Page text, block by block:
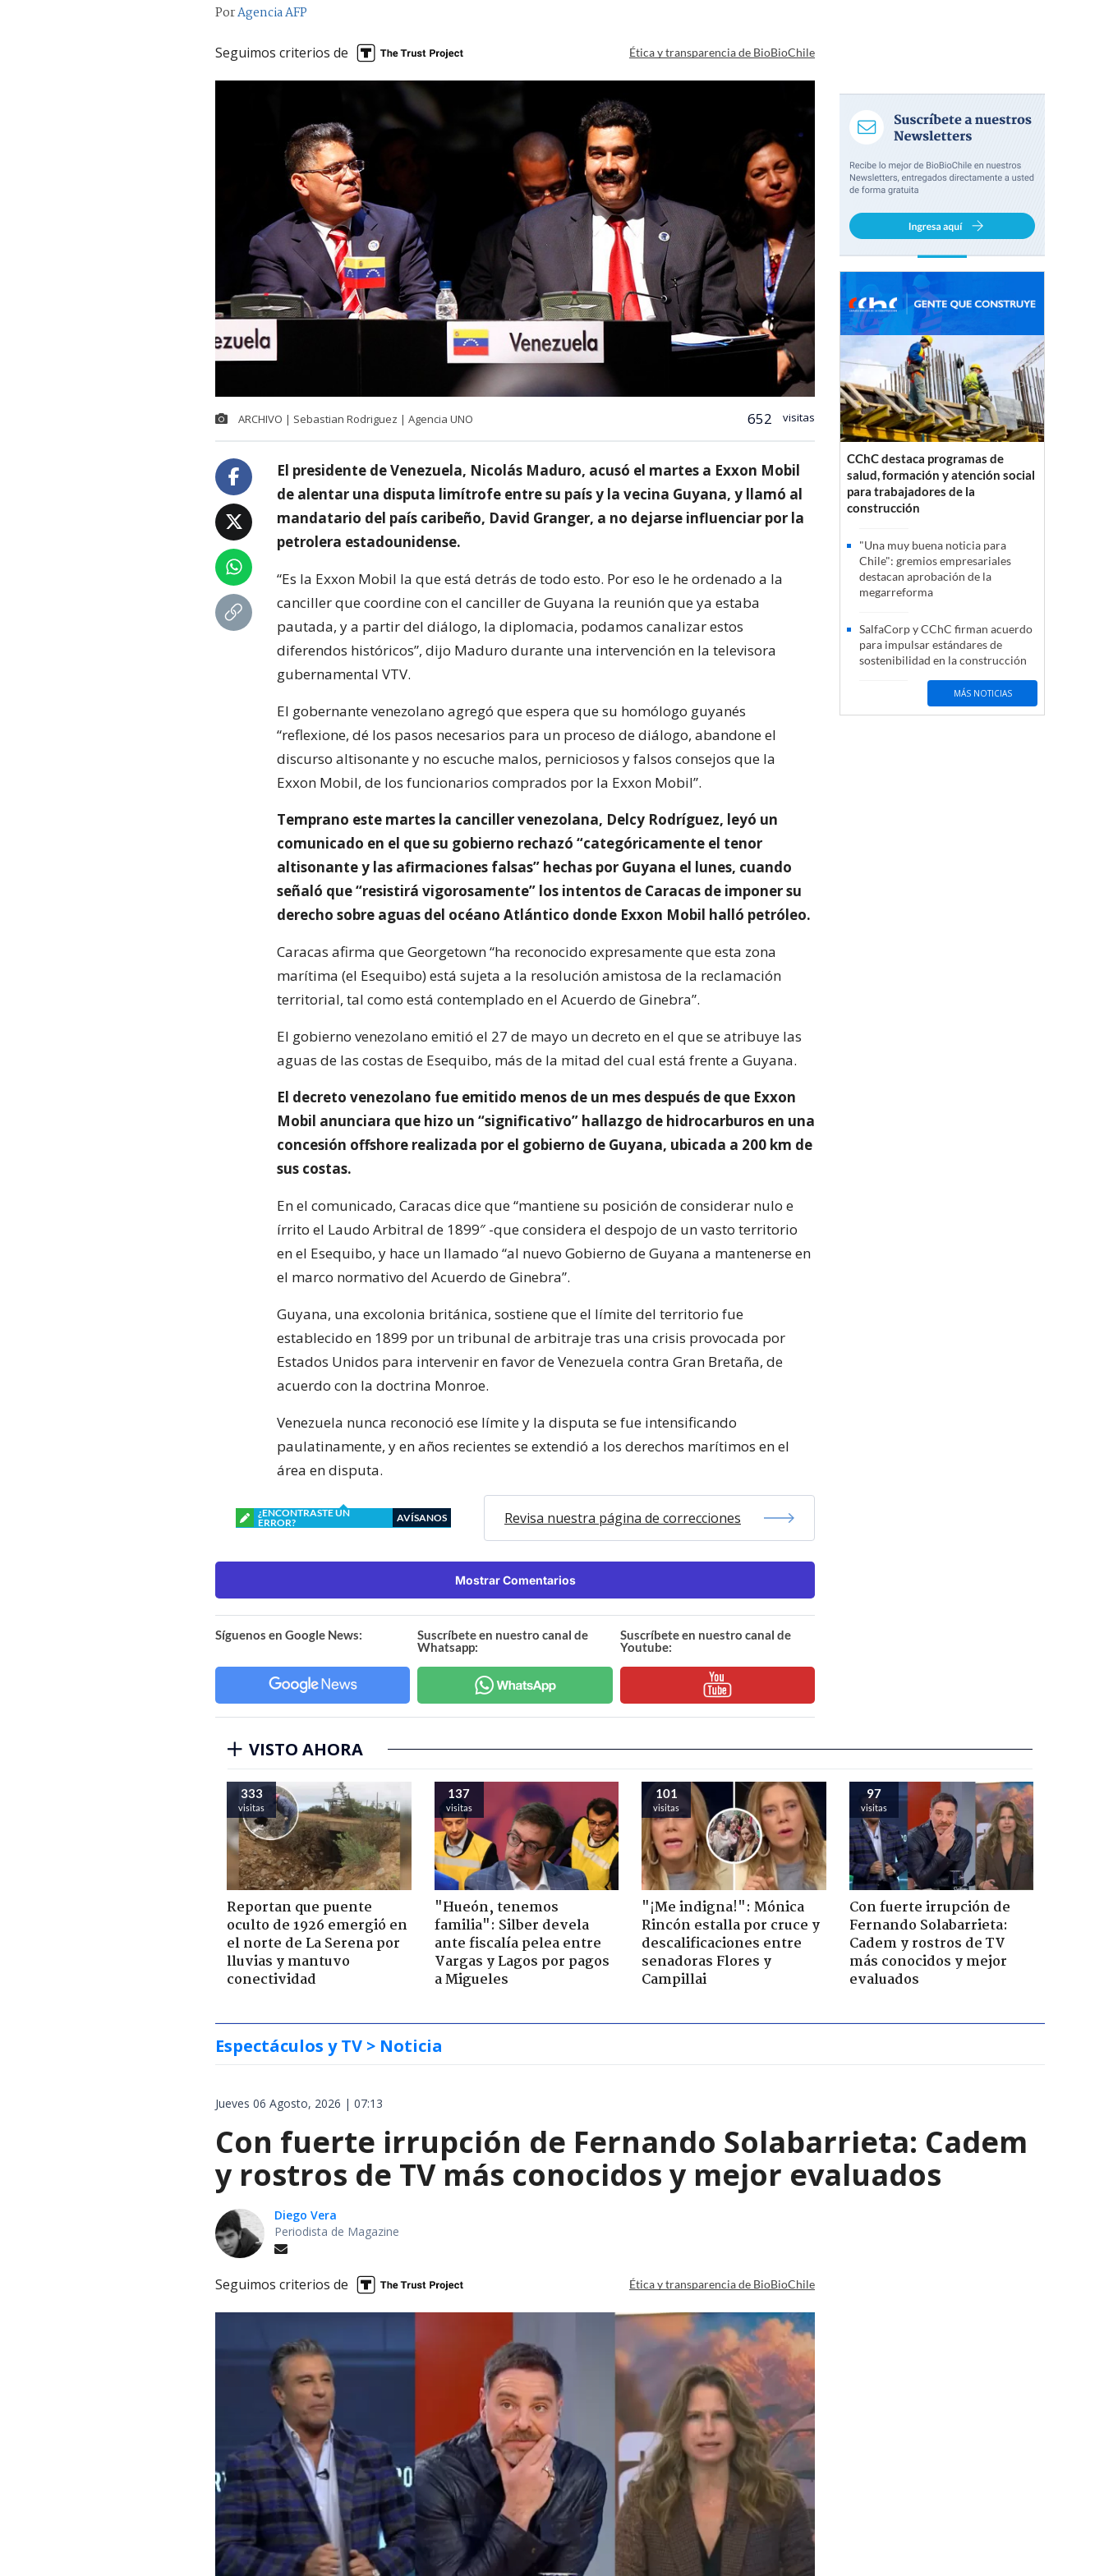
PorAgencia AFP
Seguimos criterios de Ética y transparencia de BioBioChile
ARCHIVO | Sebastian Rodriguez | Agencia UNO 652 visitas
El presidente de Venezuela, Nicolás Maduro, acusó el martes a Exxon Mobil
de alentar una disputa limítrofe entre su país y la vecina Guyana, y llamó al
mandatario del país caribeño, David Granger, a no dejarse influenciar por la
petrolera estadounidense.
“Es la Exxon Mobil la que está detrás de todo esto. Por eso le he ordenado a la
canciller que coordine con el canciller de Guyana la reunión que ya estaba
pautada, y a partir del diálogo, la diplomacia, podamos canalizar estos
diferendos históricos”, dijo Maduro durante una intervención en la televisora
gubernamental VTV.
El gobernante venezolano agregó que espera que su homólogo guyanés
“reflexione, dé los pasos necesarios para un proceso de diálogo, abandone el
discurso altisonante y no escuche malos, perniciosos y falsos consejos que la
Exxon Mobil, de los funcionarios comprados por la Exxon Mobil”.
Temprano este martes la canciller venezolana, Delcy Rodríguez, leyó un
comunicado en el que su gobierno rechazó “categóricamente el tenor
altisonante y las afirmaciones falsas” hechas por Guyana el lunes, cuando
señaló que “resistirá vigorosamente” los intentos de Caracas de imponer su
derecho sobre aguas del océano Atlántico donde Exxon Mobil halló petróleo.
Caracas afirma que Georgetown “ha reconocido expresamente que esta zona
marítima (el Esequibo) está sujeta a la resolución amistosa de la reclamación
territorial, tal como está contemplado en el Acuerdo de Ginebra”.
El gobierno venezolano emitió el 27 de mayo un decreto en el que se atribuye las
aguas de las costas de Esequibo, más de la mitad del cual está frente a Guyana.
El decreto venezolano fue emitido menos de un mes después de que Exxon
Mobil anunciara que hizo un “significativo” hallazgo de hidrocarburos en una
concesión offshore realizada por el gobierno de Guyana, ubicada a 200 km de
sus costas.
En el comunicado, Caracas dice que “mantiene su posición de considerar nulo e
írrito el Laudo Arbitral de 1899″ -que considera el despojo de un vasto territorio
en el Esequibo, y hace un llamado “al nuevo Gobierno de Guyana a mantenerse en
el marco normativo del Acuerdo de Ginebra”.
Guyana, una excolonia británica, sostiene que el límite del territorio fue
establecido en 1899 por un tribunal de arbitraje tras una crisis provocada por
Estados Unidos para intervenir en favor de Venezuela contra Gran Bretaña, de
acuerdo con la doctrina Monroe.
Venezuela nunca reconoció ese límite y la disputa se fue intensificando
paulatinamente, y en años recientes se extendió a los derechos marítimos en el
área en disputa.
¿ENCONTRASTE UN
ERROR?
AVÍSANOS Revisa nuestra página de correcciones
Mostrar Comentarios
Síguenos en Google News:
Suscríbete en nuestro canal de
Whatsapp:
Suscríbete en nuestro canal de
Youtube:
CChC destaca programas de
salud, formación y atención social
para trabajadores de la
construcción
"Una muy buena noticia para
Chile": gremios empresariales
destacan aprobación de la
megarreforma
SalfaCorp y CChC firman acuerdo
para impulsar estándares de
sostenibilidad en la construcción
MÁS NOTICIAS
VISTO AHORA
333
visitas
Reportan que puente
oculto de 1926 emergió en
el norte de La Serena por
lluvias y mantuvo
conectividad
137
visitas
"Hueón, tenemos
familia": Silber devela
ante fiscalía pelea entre
Vargas y Lagos por pagos
a Migueles
101
visitas
"¡Me indigna!": Mónica
Rincón estalla por cruce y
descalificaciones entre
senadoras Flores y
Campillai
97
visitas
Con fuerte irrupción de
Fernando Solabarrieta:
Cadem y rostros de TV
más conocidos y mejor
evaluados
Espectáculos y TV > Noticia
Jueves 06 Agosto, 2026 | 07:13
Con fuerte irrupción de Fernando Solabarrieta: Cadem
y rostros de TV más conocidos y mejor evaluados
Diego Vera
Periodista de Magazine
Seguimos criterios de Ética y transparencia de BioBioChile